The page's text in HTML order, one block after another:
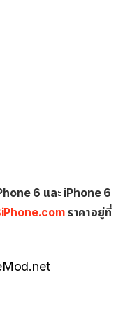
6 และ iPhone 6
ราคาอยู่ที่